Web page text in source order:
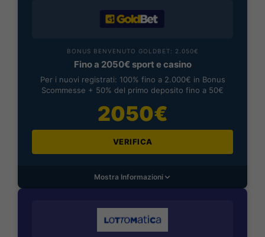
BONUS BENVENUTO GOLDBET: 2.050€
Fino a 2050€ sport e casino
Per i nuovi registrati: 100% fino a 2.000€ in Bonus
Scommesse + 50% del primo deposito fino a 50€
2050€
VERIFICA
Mostra Informazioni